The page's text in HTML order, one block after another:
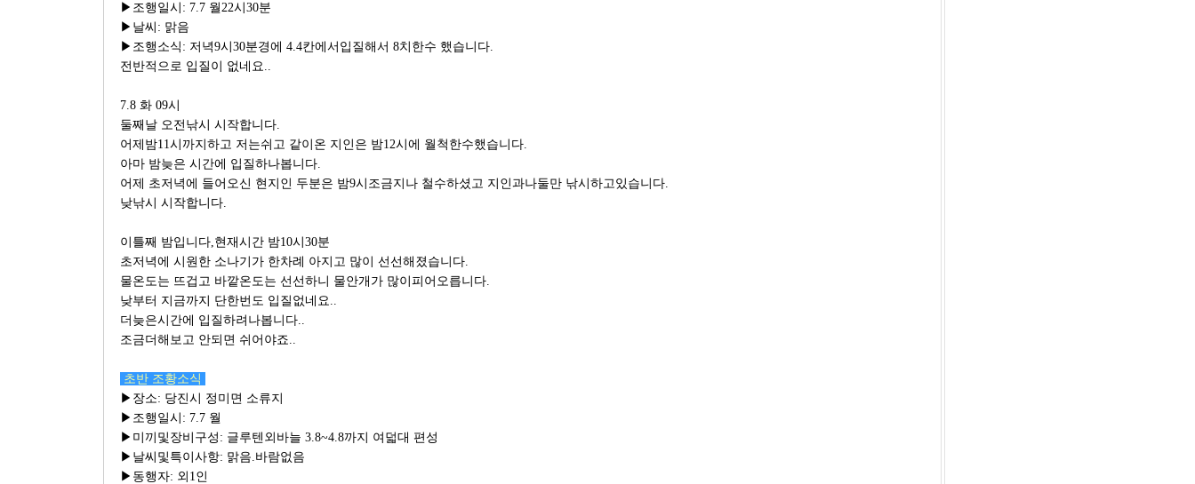
▶조행일시: 7.7 월22시30분
▶날씨: 맑음
▶조행소식: 저녁9시30분경에 4.4칸에서입질해서 8치한수 했습니다.
전반적으로 입질이 없네요..
7.8 화 09시
둘째날 오전낚시 시작합니다.
어제밤11시까지하고 저는쉬고 같이온 지인은 밤12시에 월척한수했습니다.
아마 밤늦은 시간에 입질하나봅니다.
어제 초저녁에 들어오신 현지인 두분은 밤9시조금지나 철수하셨고 지인과나둘만 낚시하고있습니다.
낮낚시 시작합니다.
이틀째 밤입니다,현재시간 밤10시30분
초저녁에 시원한 소나기가 한차례 아지고 많이 선선해졌습니다.
물온도는 뜨겁고 바깥온도는 선선하니 물안개가 많이피어오릅니다.
낮부터 지금까지 단한번도 입질없네요..
더늦은시간에 입질하려나봅니다..
조금더해보고 안되면 쉬어야죠..
초반 조황소식
▶장소: 당진시 정미면 소류지
▶조행일시: 7.7 월
▶미끼및장비구성: 글루텐외바늘 3.8~4.8까지 여덟대 편성
▶날씨및특이사항: 맑음.바람없음
▶동행자: 외1인